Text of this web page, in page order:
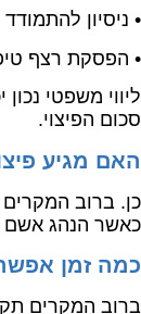
• ניסיון
• הפסקת רצף
ליווי משפטי
סכום הפיצוי.
האם מגיע
כן. ברוב
כאשר הנהג אשם
כמה זמן
ברוב המקרים